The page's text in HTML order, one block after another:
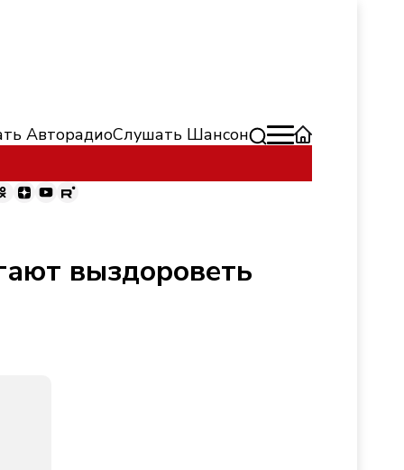
АвторадиоСлушать Шансон
выздороветь